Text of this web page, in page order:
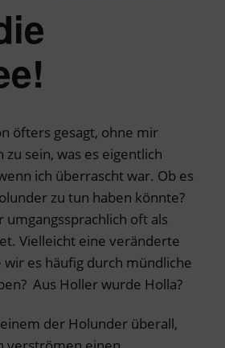
öfters gesagt, ohne mir
sein, was es eigentlich
ich überrascht war. Ob es
zu tun haben könnte?
umgangssprachlich oft als
Vielleicht eine veränderte
wir es häufig durch mündliche
Aus Holler wurde Holla?
der Holunder überall,